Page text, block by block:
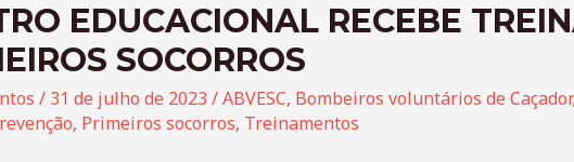
EDUCACIONAL RECEBE
SOCORROS
/ 31 de julho de 2023 /ABVESC, Bombeiros voluntários de Caçador,
, Primeiros socorros, Treinamentos